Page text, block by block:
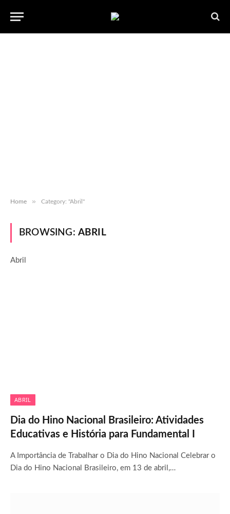
Home » Category: "Abril"
BROWSING: ABRIL
Abril
ABRIL
Dia do Hino Nacional Brasileiro: Atividades
Educativas e História para Fundamental I
A Importância de Trabalhar o Dia do Hino Nacional Celebrar o
Dia do Hino Nacional Brasileiro, em 13 de abril,…